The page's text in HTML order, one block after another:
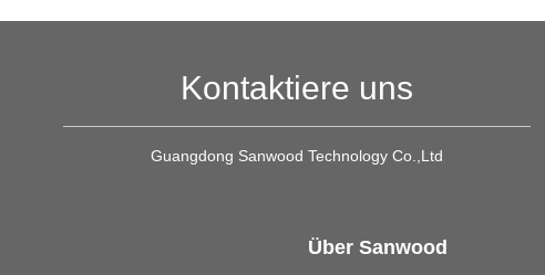
Kontaktiere uns
Guangdong Sanwood Technology Co.,Ltd
Über Sanwood